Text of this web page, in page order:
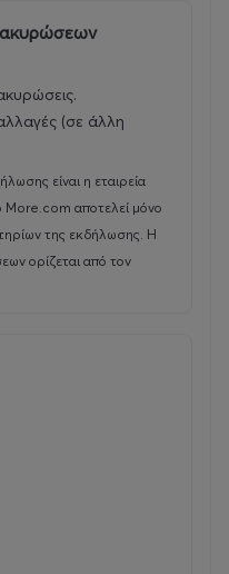
tickets in advance.
ακυρώσεων
(σε άλλη
είναι η εταιρεία
More.com αποτελεί μόνο
της εκδήλωσης. Η
ορίζεται από τον